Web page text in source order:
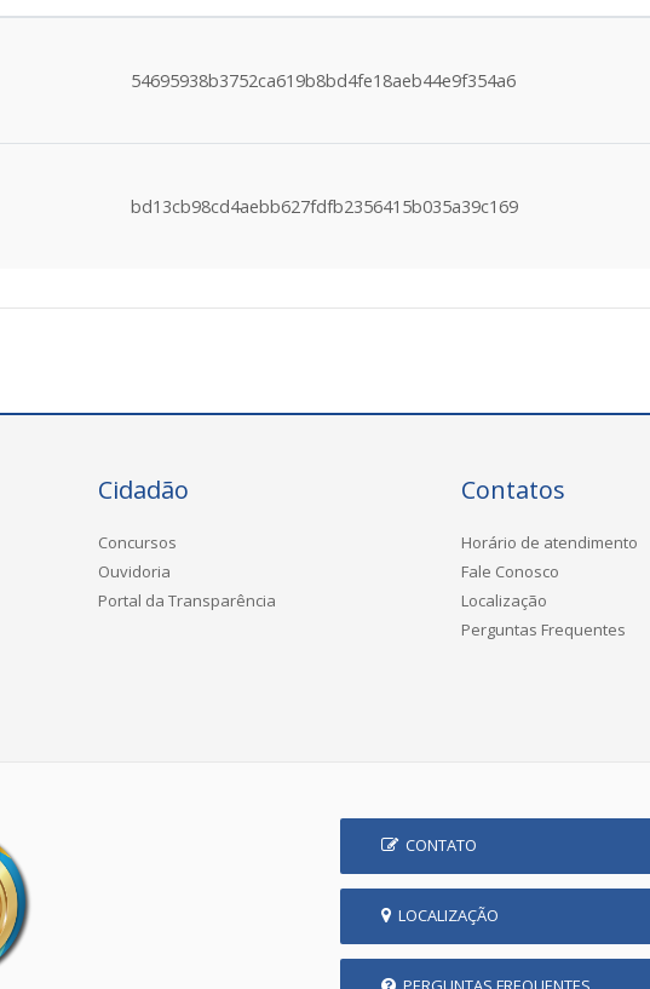
54695938b3752ca619b8bd4fe18aeb44e9f354a6
bd13cb98cd4aebb627fdfb2356415b035a39c169
Cidadão
Concursos
Ouvidoria
Portal da Transparência
Contatos
Horário de atendimento
Fale Conosco
Localização
Perguntas Frequentes
CONTATO
LOCALIZAÇÃO